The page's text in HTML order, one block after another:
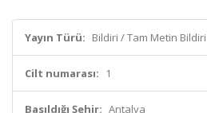
Yayın Türü: Bildiri / Tam Metin Bildiri
Cilt numarası: 1
Basıldığı Şehir: Antalya